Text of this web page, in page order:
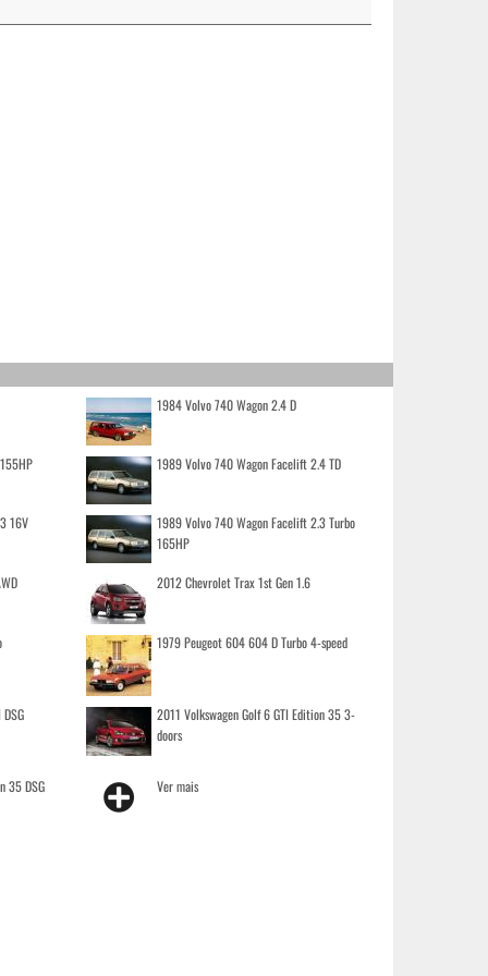
1984 Volvo 740 Wagon 2.4 D
1989 Volvo 740 Wagon Facelift 2.4 TD
16V
1989 Volvo 740 Wagon Facelift 2.3 Turbo
165HP
2012 Chevrolet Trax 1st Gen 1.6
1979 Peugeot 604 604 D Turbo 4-speed
2011 Volkswagen Golf 6 GTI Edition 35 3-
doors
35 DSG
Ver mais